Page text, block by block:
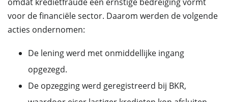
voor de financiële sector. Daarom werden de volgende
acties ondernomen:
De lening werd met onmiddellijke ingang
opgezegd.
De opzegging werd geregistreerd bij BKR,